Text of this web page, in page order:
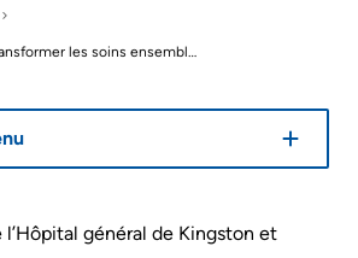
stationnement
Where
check
of
Critical
emplacements
Notre
général de Kingston et